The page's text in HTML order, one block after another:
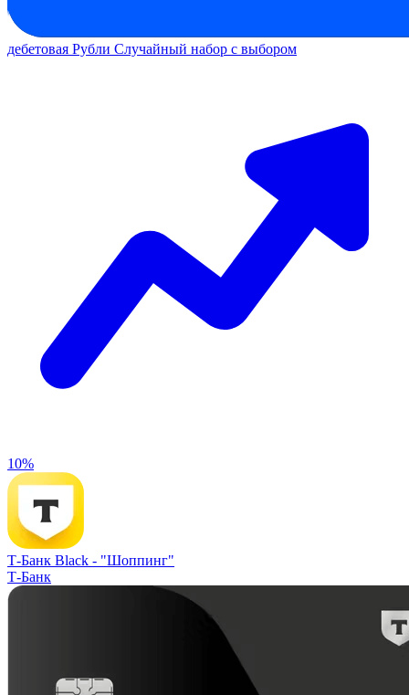
дебетовая Рубли Случайный набор с выбором
10%
Т-Банк Black - "Шоппинг"
Т-Банк